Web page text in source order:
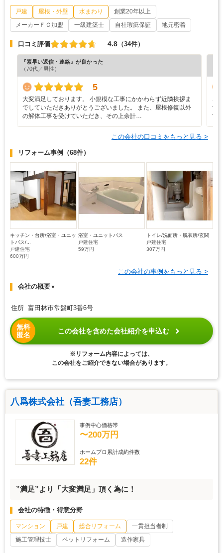
戸建 屋根・外壁 水まわり
創業20年以上
メーカーＦＣ加盟
一級建築士 自社瑕疵保証 地元密着
口コミ評価 4.8 （34件）
『素早い返信・連絡』が良かった
（70代／男性）
5
大変満足しております。 小規模な工事にかかわらず近隣挨拶ま
でしていただきありがとうございました。 また、屋根修復以外
の解体工事を受けていただき、その上余計…
こ
で
て
この会社の口コミをもっと見る >
リフォーム事例 （68件）
キッチン・台所/浴室・ユニッ
トバス/...
戸建住宅
600万円
浴室・ユニットバス
戸建住宅
59万円
トイレ/洗面所・脱衣所/玄関
戸建住宅
307万円
この会社の事例をもっと見る >
会社の概要▼
住所 富田林市常盤町3番6号
無料
匿名
この会社を含めた会社紹介を申込む
※リフォーム内容によっては、
この会社をご紹介できない場合があります。
八爲株式会社（吾妻工務店）
事例中心価格帯
〜200万円
ホームプロ累計成約件数
22件
”満足”より「大変満足」頂く為に！
会社の特徴・得意分野
マンション 戸建 総合リフォーム
一貫担当者制
施工管理技士
ペットリフォーム 造作家具